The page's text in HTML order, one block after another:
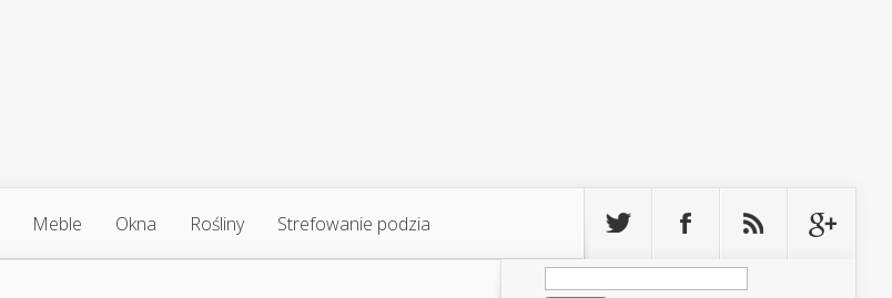
Meble Okna Rośliny Strefowanie podzia
Szukaj: